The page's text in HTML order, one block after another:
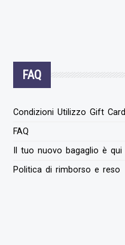
FAQ
Condizioni Utilizzo Gift Card
FAQ
Il tuo nuovo bagaglio è qui
Politica di rimborso e reso